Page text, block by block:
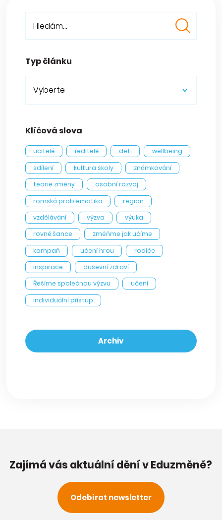
Typ článku
Vyberte
Klíčová slova
učitelé ředitelé děti
wellbeing
sdílení
kultura školy
známkování
teorie změny
osobní rozvoj
romská problematika
region
vzdělávání
výzva
výuka
rovné šance
změňme jak učíme
kampaň
učení hrou
rodiče
inspirace
duševní zdraví
Řešíme společnou výzvu
učení
individuální přístup
Archiv
Zajímá vás aktuální dění v Eduzměně?
Odebírat newsletter